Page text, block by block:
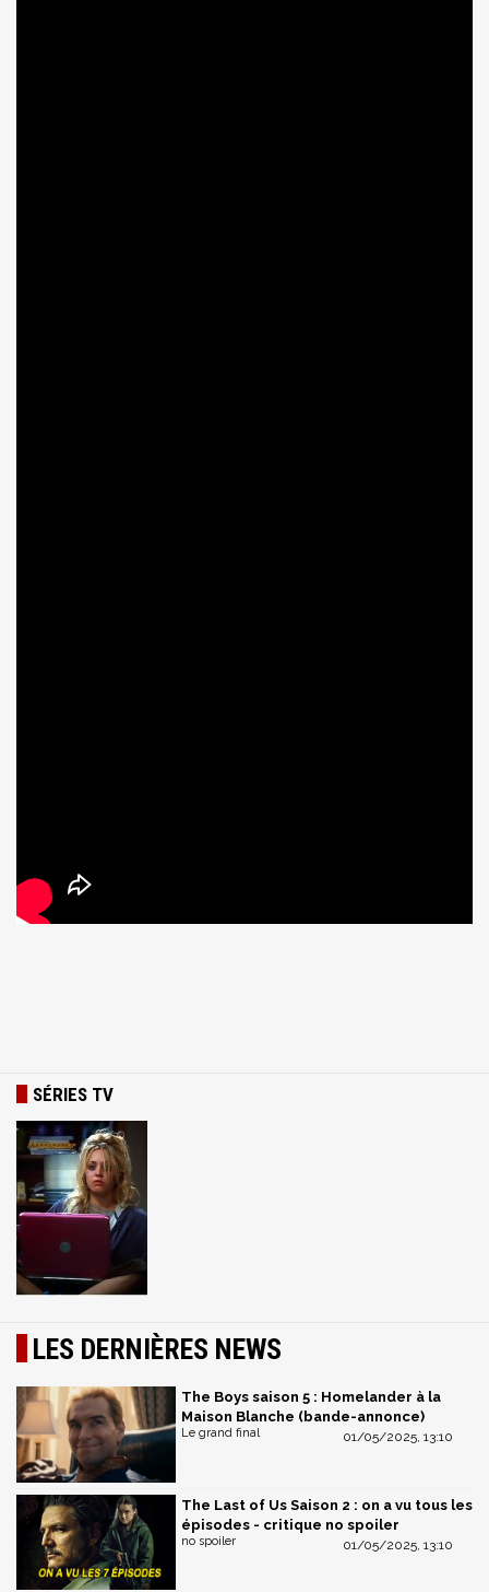
SÉRIES TV
LES DERNIÈRES NEWS
The Boys saison 5 : Homelander à la
Maison Blanche (bande-annonce)
01/05/2025, 13:10
Le grand final
The Last of Us Saison 2 : on a vu tous les
épisodes - critique no spoiler
01/05/2025, 13:10
no spoiler